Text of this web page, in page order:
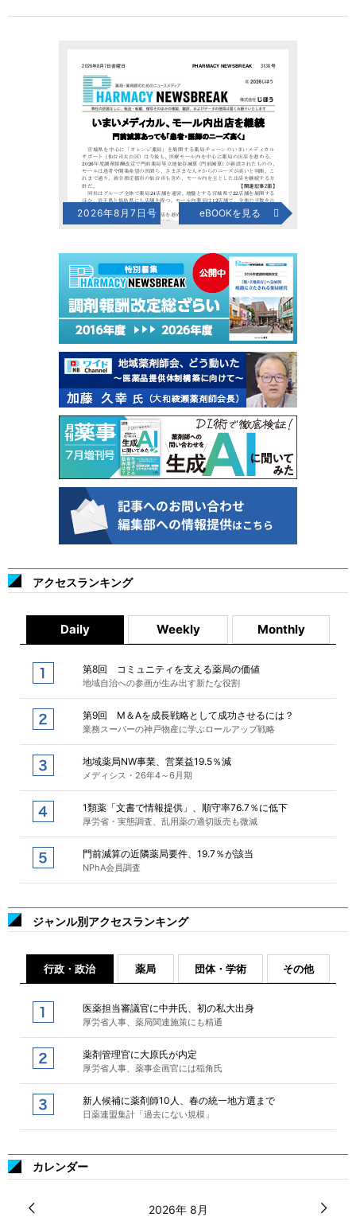
2026年8月7日号 eBOOKを見る
アクセスランキング
Daily Weekly Monthly
第8回 コミュニティを支える薬局の価値
地域自治への参画が生み出す新たな役割
第9回 M＆Aを成長戦略として成功させるには？
業務スーパーの神戸物産に学ぶロールアップ戦略
地域薬局NW事業、営業益19.5％減
メディシス・26年4～6月期
1類薬「文書で情報提供」、順守率76.7％に低下
厚労省・実態調査、乱用薬の適切販売も微減
門前減算の近隣薬局要件、19.7％が該当
NPhA会員調査
ジャンル別アクセスランキング
行政・政治 薬局 団体・学術 その他
医薬担当審議官に中井氏、初の私大出身
厚労省人事、薬局関連施策にも精通
薬剤管理官に大原氏が内定
厚労省人事、薬事企画官には稲角氏
新人候補に薬剤師10人、春の統一地方選まで
日薬連盟集計「過去にない規模」
カレンダー
2026年 8月